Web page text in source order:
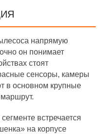
напрямую
он понимает
стоят
сенсоры, камеры
в основном крупные
встречается
на корпусе